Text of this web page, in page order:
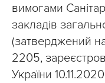
вимогами
закладів
(затверджений
2205,
України